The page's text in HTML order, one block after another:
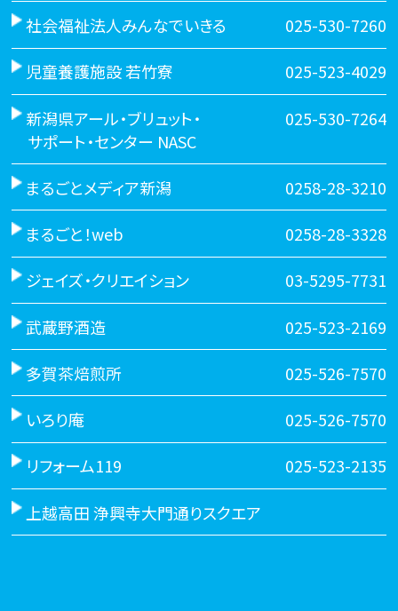
社会福祉法人みんなでいきる 025-530-7260
児童養護施設 若竹寮 025-523-4029
新潟県アール・ブリュット・
サポート・センター NASC
025-530-7264
まるごとメディア新潟 0258-28-3210
まるごと！web 0258-28-3328
ジェイズ・クリエイション 03-5295-7731
武蔵野酒造 025-523-2169
多賀茶焙煎所 025-526-7570
いろり庵 025-526-7570
リフォーム119 025-523-2135
上越高田 浄興寺大門通りスクエア